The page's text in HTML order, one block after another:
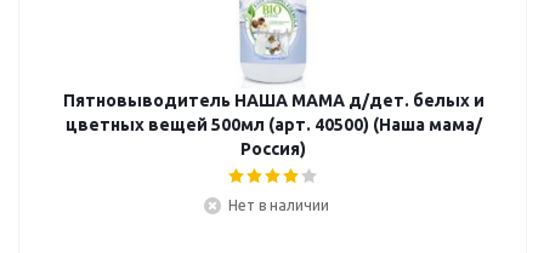
Пятновыводитель НАША МАМА д/дет. белых и
цветных вещей 500мл (арт. 40500) (Наша мама/
Россия)
Нет в наличии